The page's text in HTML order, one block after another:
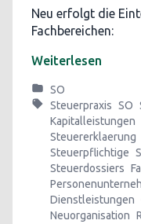
Neu erfolgt die
Fachbereichen:
Weiterlesen
SO
Steuerpraxis SO
Kapitalleistungen
Steuererklaerung
Steuerpflichtige
Steuerdossiers
Dienstleistungen
Neuorganisation